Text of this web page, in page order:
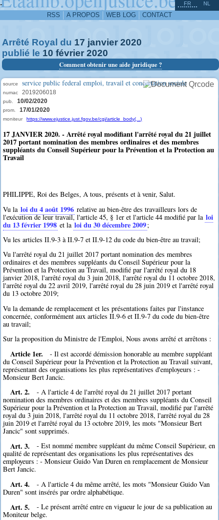
-
RSS A PROPOS WEB LOG CONTACT
FR NL
Arrêté Royal du 17 janvier 2020
publié le 10 février 2020
Comment obtenir une aide juridique ?
source service public federal emploi, travail et concertation sociale
numac 2019206018
pub. 10/02/2020
prom. 17/01/2020
moniteur https://www.ejustice.just.fgov.be/cgi/article_body(...)
17 JANVIER 2020. - Arrêté royal modifiant l'arrêté royal du 21 juillet
2017 portant nomination des membres ordinaires et des membres
suppléants du Conseil Supérieur pour la Prévention et la Protection au
Travail
PHILIPPE, Roi des Belges, A tous, présents et à venir, Salut.
Vu la loi du 4 août 1996 relative au bien-être des travailleurs lors de
l'exécution de leur travail, l'article 45, § 1er et l'article 44 modifié par la loi
du 13 février 1998 et la loi du 30 décembre 2009;
Vu les articles II.9-3 à II.9-7 et II.9-12 du code du bien-être au travail;
Vu l'arrêté royal du 21 juillet 2017 portant nomination des membres
ordinaires et des membres suppléants du Conseil Supérieur pour la
Prévention et la Protection au Travail, modifié par l'arrêté royal du 18
janvier 2018, l'arrêté royal du 3 juin 2018, l'arrêté royal du 11 octobre 2018,
l'arrêté royal du 22 avril 2019, l'arrêté royal du 28 juin 2019 et l'arrêté royal
du 13 octobre 2019;
Vu la demande de remplacement et les présentations faites par l'instance
concernée, conformément aux articles II.9-6 et II.9-7 du code du bien-être
au travail;
Sur la proposition du Ministre de l'Emploi, Nous avons arrêté et arrêtons :
Article 1er.
- Il est accordé démission honorable au membre suppléant
du Conseil Supérieur pour la Prévention et la Protection au Travail suivant,
représentant des organisations les plus représentatives d'employeurs : -
Monsieur Bert Jancic.
Art. 2.
- A l'article 4 de l'arrêté royal du 21 juillet 2017 portant
nomination des membres ordinaires et des membres suppléants du Conseil
Supérieur pour la Prévention et la Protection au Travail, modifié par l'arrêté
royal du 3 juin 2018, l'arrêté royal du 11 octobre 2018, l'arrêté royal du 28
juin 2019 et l'arrêté royal du 13 octobre 2019, les mots "Monsieur Bert
Jancic" sont supprimés.
Art. 3.
- Est nommé membre suppléant du même Conseil Supérieur, en
qualité de représentant des organisations les plus représentatives des
employeurs : - Monsieur Guido Van Duren en remplacement de Monsieur
Bert Jancic.
Art. 4.
- A l'article 4 du même arrêté, les mots "Monsieur Guido Van
Duren" sont insérés par ordre alphabétique.
Art. 5.
- Le présent arrêté entre en vigueur le jour de sa publication au
Moniteur belge.
^